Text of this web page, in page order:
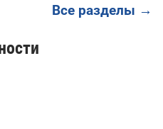
Все разделы →